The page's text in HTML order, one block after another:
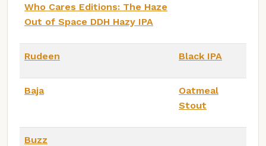
Who Cares Editions: The Haze
Out of Space DDH Hazy IPA
Rudeen Black IPA
Baja
Oatmeal
Stout
Buzz